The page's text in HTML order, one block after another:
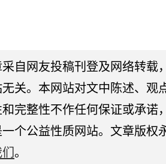
采自网友投稿刊登及网络转载
关。本网站对文中陈述、观
完整性不作任何保证或承诺
一个公益性质网站。文章版权
。